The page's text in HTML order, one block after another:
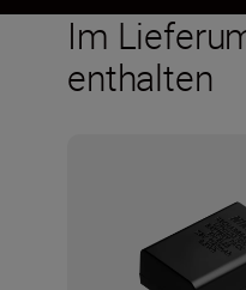
Im
enthalten